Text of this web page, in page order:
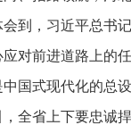
到，习近平总书
对前进道路上的
国式现代化的总
全省上下要忠诚捍